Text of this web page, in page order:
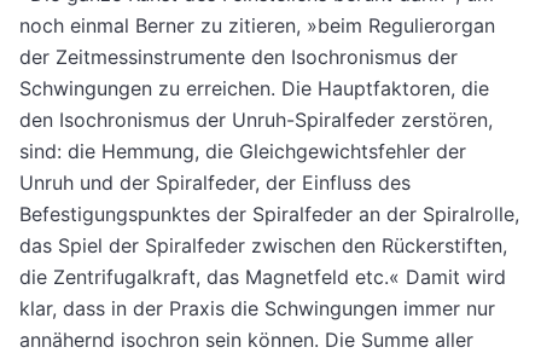
noch einmal Berner zu zitieren, »beim Regulierorgan
der Zeitmessinstrumente den Isochronismus der
Schwingungen zu erreichen. Die Hauptfaktoren, die
den Isochronismus der Unruh-Spiralfeder zerstören,
sind: die Hemmung, die Gleichgewichtsfehler der
Unruh und der Spiralfeder, der Einfluss des
Befestigungspunktes der Spiralfeder an der Spiralrolle,
das Spiel der Spiralfeder zwischen den Rückerstiften,
die Zentrifugalkraft, das Magnetfeld etc.« Damit wird
klar, dass in der Praxis die Schwingungen immer nur
annähernd isochron sein können. Die Summe aller